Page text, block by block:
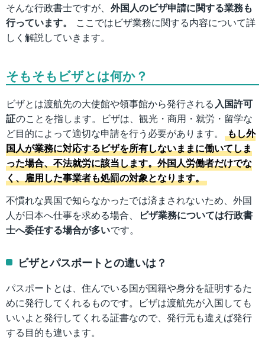
そんな行政書士ですが、 外国人のビザ申請に関する業務も
行っています。
ここではビザ業務に関する内容について詳
しく解説していきます。
そもそもビザとは何か？
ビザとは渡航先の大使館や領事館から発行される 入国許可
証のことを指します。ビザは、観光・商用・就労・留学な
ど目的によって適切な申請を行う必要があります。
もし外
国人が業務に対応するビザを所有しないままに働いてしま
った場合、不法就労に該当します。外国人労働者だけでな
く、雇用した事業者も処罰の対象となります。
不慣れな異国で知らなかったでは済まされないため、外国
人が日本へ仕事を求める場合、
ビザ業務については行政書
士へ委任する場合が多いです。
ビザとパスポートとの違いは？
パスポートとは、住んでいる国が国籍や身分を証明するた
めに発行してくれるものです。ビザは渡航先が入国しても
いいよと発行してくれる証書なので、発行元も違えば発行
する目的も違います。